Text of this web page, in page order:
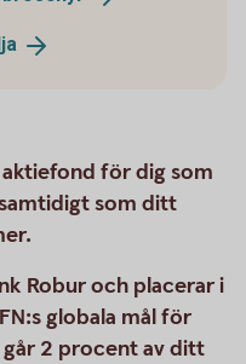
för dig som
som ditt
Robur och placerar i
globala mål för
2 procent av ditt